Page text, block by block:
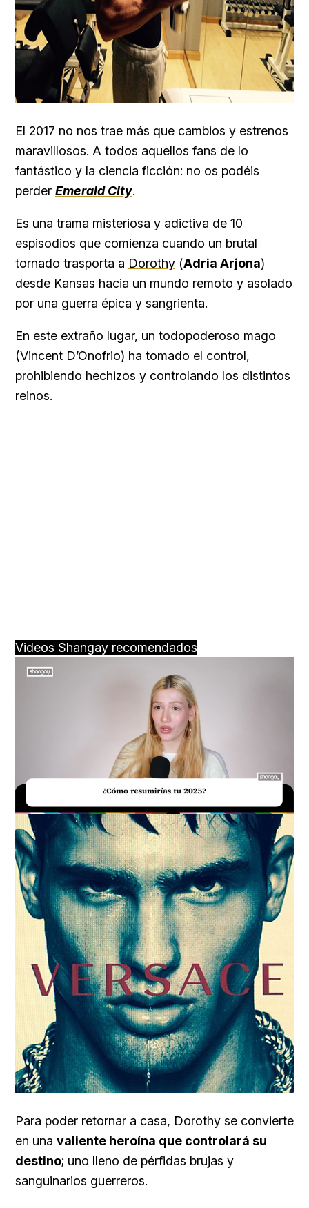
El 2017 no nos trae más que cambios y estrenos
maravillosos. A todos aquellos fans de lo
fantástico y la ciencia ficción: no os podéis
perder Emerald City.
Es una trama misteriosa y adictiva de 10
espisodios que comienza cuando un brutal
tornado trasporta a Dorothy (Adria Arjona)
desde Kansas hacia un mundo remoto y asolado
por una guerra épica y sangrienta.
En este extraño lugar, un todopoderoso mago
(Vincent D’Onofrio) ha tomado el control,
prohibiendo hechizos y controlando los distintos
reinos.
Videos Shangay recomendados
Unmute Loaded:
34.00%
Para poder retornar a casa, Dorothy se convierte
en una valiente heroína que controlará su
destino; uno lleno de pérfidas brujas y
sanguinarios guerreros.